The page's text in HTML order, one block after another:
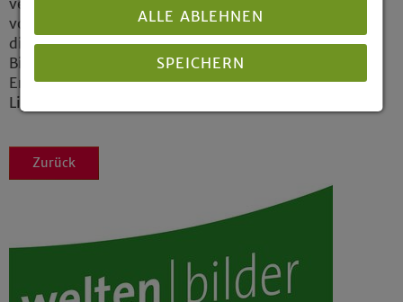
veranstaltet. Der Festivalpreis wird im Wechsel
von den beiden Konfessionen gestiftet, in
diesem Jahr von der Stiftung Protestantismus,
Bildung und Kultur des Evangelischen
Erwachsenenbildungswerkes Westfalen und
Lippe. (epd)
Zurück
ALLE ABLEHNEN
SPEICHERN